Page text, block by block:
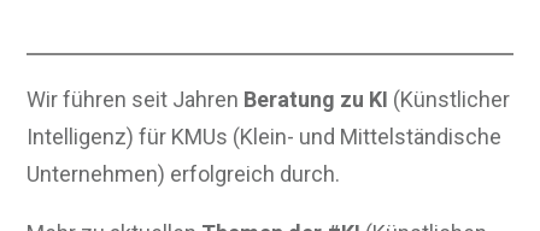
Wir führen seit Jahren Beratung zu KI (Künstlicher
Intelligenz) für KMUs (Klein- und Mittelständische
Unternehmen) erfolgreich durch.